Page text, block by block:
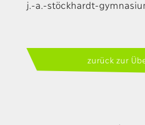
j.-a.-stöckhardt-
zurück zur